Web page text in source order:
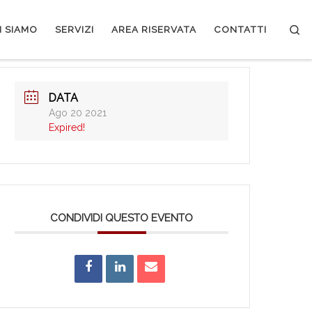
SIAMO SERVIZI AREA RISERVATA CONTATTI
DATA
Ago 20 2021
Expired!
CONDIVIDI QUESTO EVENTO